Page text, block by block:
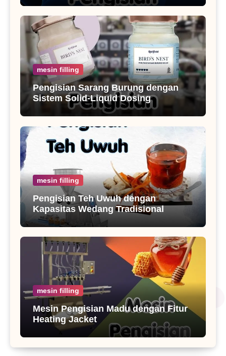
mesin filling
Pengisian Sarang Burung dengan
Sistem Solid-Liquid Dosing
mesin filling
Pengisian Teh Uwuh dengan
Kapasitas Wedang Tradisional
mesin filling
Mesin Pengisian Madu dengan Fitur
Heating Jacket